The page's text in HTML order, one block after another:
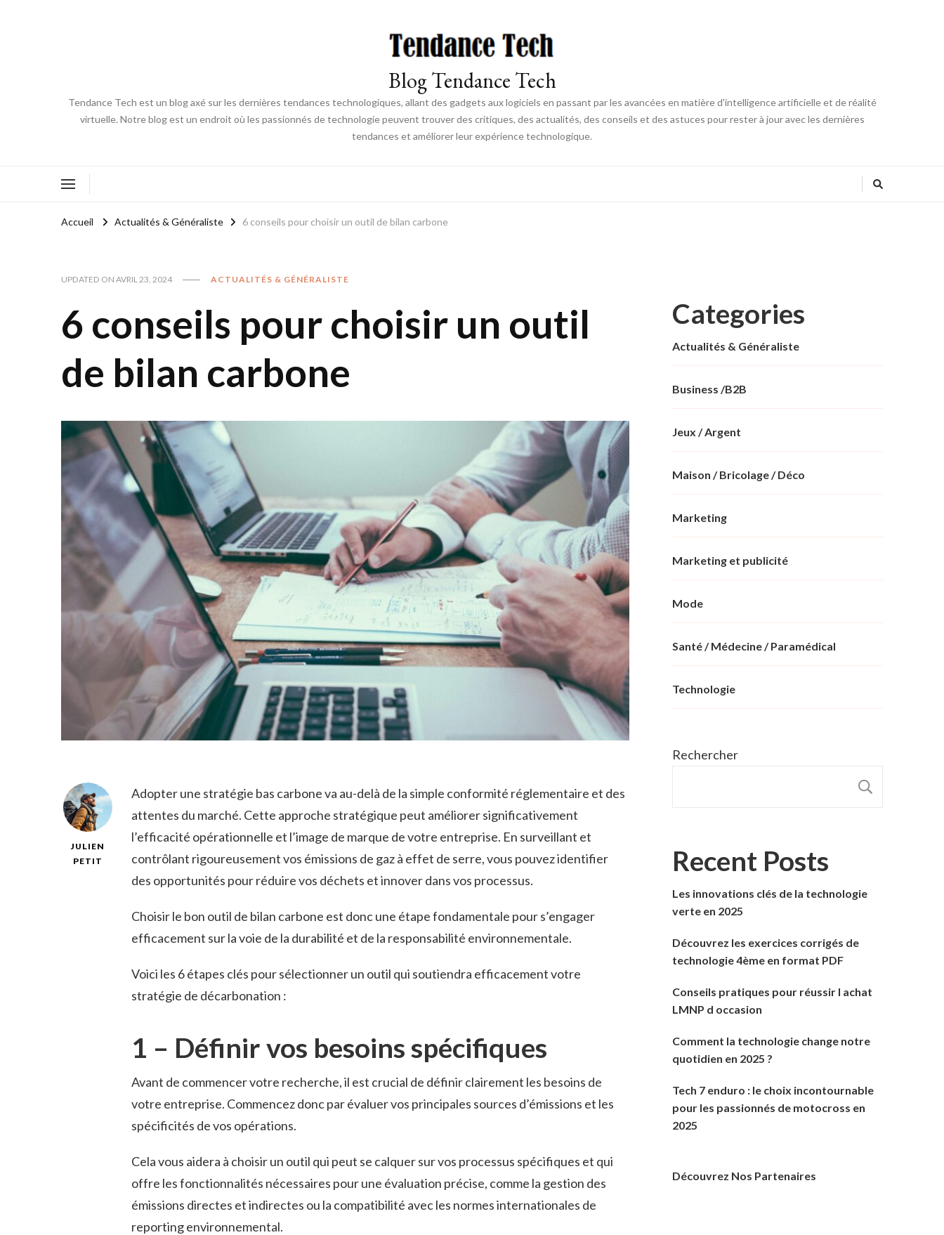
Blog Tendance Tech
Tendance Tech est un blog axé sur les dernières tendances technologiques, allant des gadgets aux logiciels en passant par les avancées en matière d'intelligence artificielle et de réalité
virtuelle. Notre blog est un endroit où les passionnés de technologie peuvent trouver des critiques, des actualités, des conseils et des astuces pour rester à jour avec les dernières
tendances et améliorer leur expérience technologique.
Accueil Actualités & Généraliste 6 conseils pour choisir un outil de bilan carbone
UPDATED ON AVRIL 23, 2024 ACTUALITÉS & GÉNÉRALISTE
6 conseils pour choisir un outil
de bilan carbone
JULIEN
PETIT
Adopter une stratégie bas carbone va au-delà de la simple conformité réglementaire et des
attentes du marché. Cette approche stratégique peut améliorer significativement
l’efficacité opérationnelle et l’image de marque de votre entreprise. En surveillant et
contrôlant rigoureusement vos émissions de gaz à effet de serre, vous pouvez identifier
des opportunités pour réduire vos déchets et innover dans vos processus.
Choisir le bon outil de bilan carbone est donc une étape fondamentale pour s’engager
efficacement sur la voie de la durabilité et de la responsabilité environnementale.
Voici les 6 étapes clés pour sélectionner un outil qui soutiendra efficacement votre
stratégie de décarbonation :
1 – Définir vos besoins spécifiques
Avant de commencer votre recherche, il est crucial de définir clairement les besoins de
votre entreprise. Commencez donc par évaluer vos principales sources d’émissions et les
spécificités de vos opérations.
Cela vous aidera à choisir un outil qui peut se calquer sur vos processus spécifiques et qui
offre les fonctionnalités nécessaires pour une évaluation précise, comme la gestion des
émissions directes et indirectes ou la compatibilité avec les normes internationales de
reporting environnemental.
Categories
Actualités & Généraliste
Business /B2B
Jeux / Argent
Maison / Bricolage / Déco
Marketing
Marketing et publicité
Mode
Santé / Médecine / Paramédical
Technologie
Rechercher
Recent Posts
Les innovations clés de la technologie
verte en 2025
Découvrez les exercices corrigés de
technologie 4ème en format PDF
Conseils pratiques pour réussir l achat
LMNP d occasion
Comment la technologie change notre
quotidien en 2025 ?
Tech 7 enduro : le choix incontournable
pour les passionnés de motocross en
2025
Découvrez Nos Partenaires